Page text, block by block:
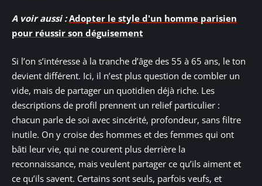
A voir aussi : Adopter le style d'un homme parisien
pour réussir son déguisement
Si l’on s’intéresse à la tranche d’âge des 55 à 65 ans, le ton
devient différent. Ici, il n’est plus question de combler un
vide, mais de partager un quotidien déjà riche. Les
descriptions de profil prennent un relief particulier :
chacun parle de soi avec sincérité, profondeur, sans filtre
inutile. On y croise des hommes et des femmes qui ont
bâti leur vie, qui ne courent plus derrière la
reconnaissance, mais veulent partager ce qu’ils aiment et
ce qu’ils savent. Certains sont seuls, parfois veufs, et